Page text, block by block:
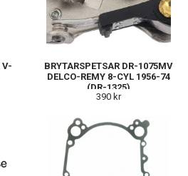
V-
BRYTARSPETSAR DR-1075MV
DELCO-REMY 8-CYL 1956-74
(DR-1325)
390 kr